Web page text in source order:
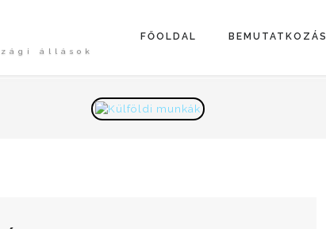
állások
FŐOLDAL BEMUTATKOZÁS